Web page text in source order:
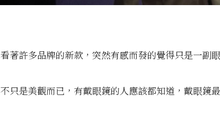
看著許多品牌的新款，突然有感而發的覺得只是一副
不只是美觀而已，有戴眼鏡的人應該都知道，戴眼鏡